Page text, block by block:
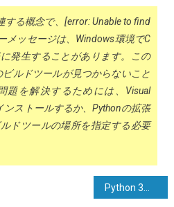
する概念で、[error: Unable to find
メッセージは、Windows環境でC
発生することがあります。この
ビルドツールが見つからないこと
題を解決するためには、Visual
ンストールするか、Pythonの拡張
ドツールの場所を指定する必要